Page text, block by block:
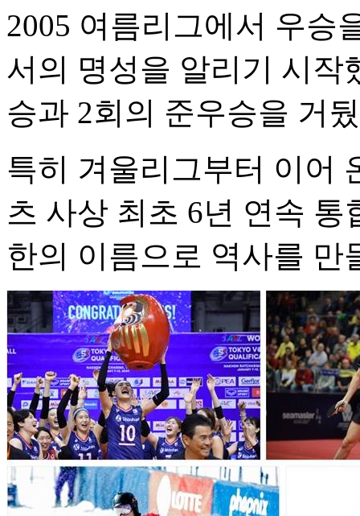
2005 여름리그에서 우승
서의 명성을 알리기 시작
승과 2회의 준우승을 거
특히 겨울리그부터 이어
츠 사상 최초 6년 연속
한의 이름으로 역사를 만